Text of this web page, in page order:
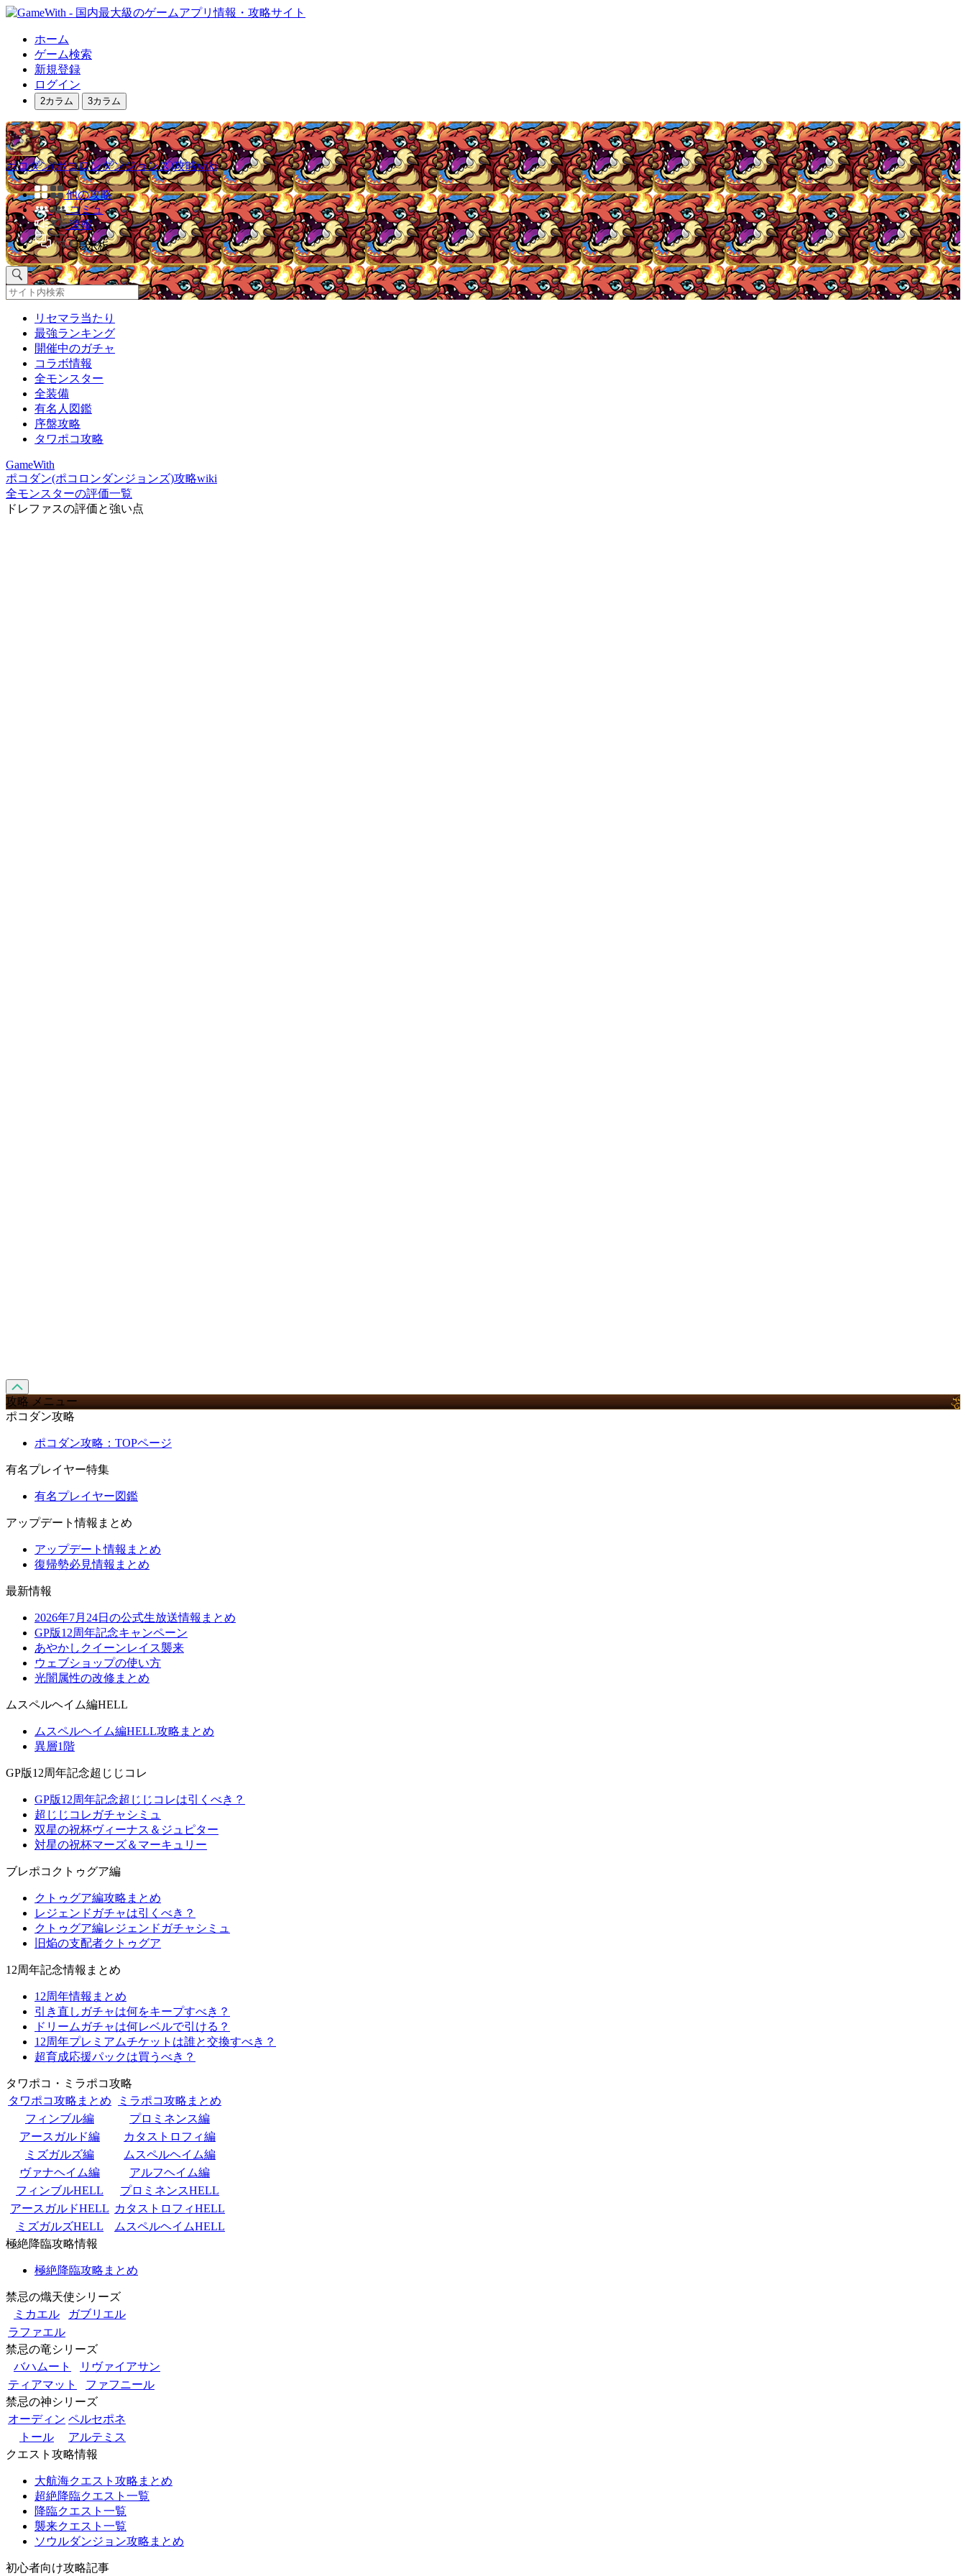
ホーム
ゲーム検索
新規登録
ログイン
2カラム 3カラム
ポコダン(ポコロンダンジョンズ)攻略wiki
他の攻略
コミュ
速報
掲示板
リセマラ当たり
最強ランキング
開催中のガチャ
コラボ情報
全モンスター
全装備
有名人図鑑
序盤攻略
タワポコ攻略
GameWith
ポコダン(ポコロンダンジョンズ)攻略wiki
全モンスターの評価一覧
ドレファスの評価と強い点
攻略 メニュー
ポコダン攻略
ポコダン攻略：TOPページ
有名プレイヤー特集
有名プレイヤー図鑑
アップデート情報まとめ
アップデート情報まとめ
復帰勢必見情報まとめ
最新情報
2026年7月24日の公式生放送情報まとめ
GP版12周年記念キャンペーン
あやかしクイーンレイス襲来
ウェブショップの使い方
光闇属性の改修まとめ
ムスペルヘイム編HELL
ムスペルヘイム編HELL攻略まとめ
異層1階
GP版12周年記念超じじコレ
GP版12周年記念超じじコレは引くべき？
超じじコレガチャシミュ
双星の祝杯ヴィーナス＆ジュピター
対星の祝杯マーズ＆マーキュリー
ブレポコクトゥグア編
クトゥグア編攻略まとめ
レジェンドガチャは引くべき？
クトゥグア編レジェンドガチャシミュ
旧焔の支配者クトゥグア
12周年記念情報まとめ
12周年情報まとめ
引き直しガチャは何をキープすべき？
ドリームガチャは何レベルで引ける？
12周年プレミアムチケットは誰と交換すべき？
超育成応援パックは買うべき？
タワポコ・ミラポコ攻略
タワポコ攻略まとめ
ミラポコ攻略まとめ
フィンブル編
プロミネンス編
アースガルド編
カタストロフィ編
ミズガルズ編
ムスペルヘイム編
ヴァナヘイム編
アルフヘイム編
フィンブルHELL
プロミネンスHELL
アースガルドHELL カタストロフィHELL
ミズガルズHELL
ムスペルヘイムHELL
極絶降臨攻略情報
極絶降臨攻略まとめ
禁忌の熾天使シリーズ
ミカエル
ガブリエル
ラファエル
禁忌の竜シリーズ
バハムート
リヴァイアサン
ティアマット
ファフニール
禁忌の神シリーズ
オーディン ペルセポネ
トール
アルテミス
クエスト攻略情報
大航海クエスト攻略まとめ
超絶降臨クエスト一覧
降臨クエスト一覧
襲来クエスト一覧
ソウルダンジョン攻略まとめ
初心者向け攻略記事